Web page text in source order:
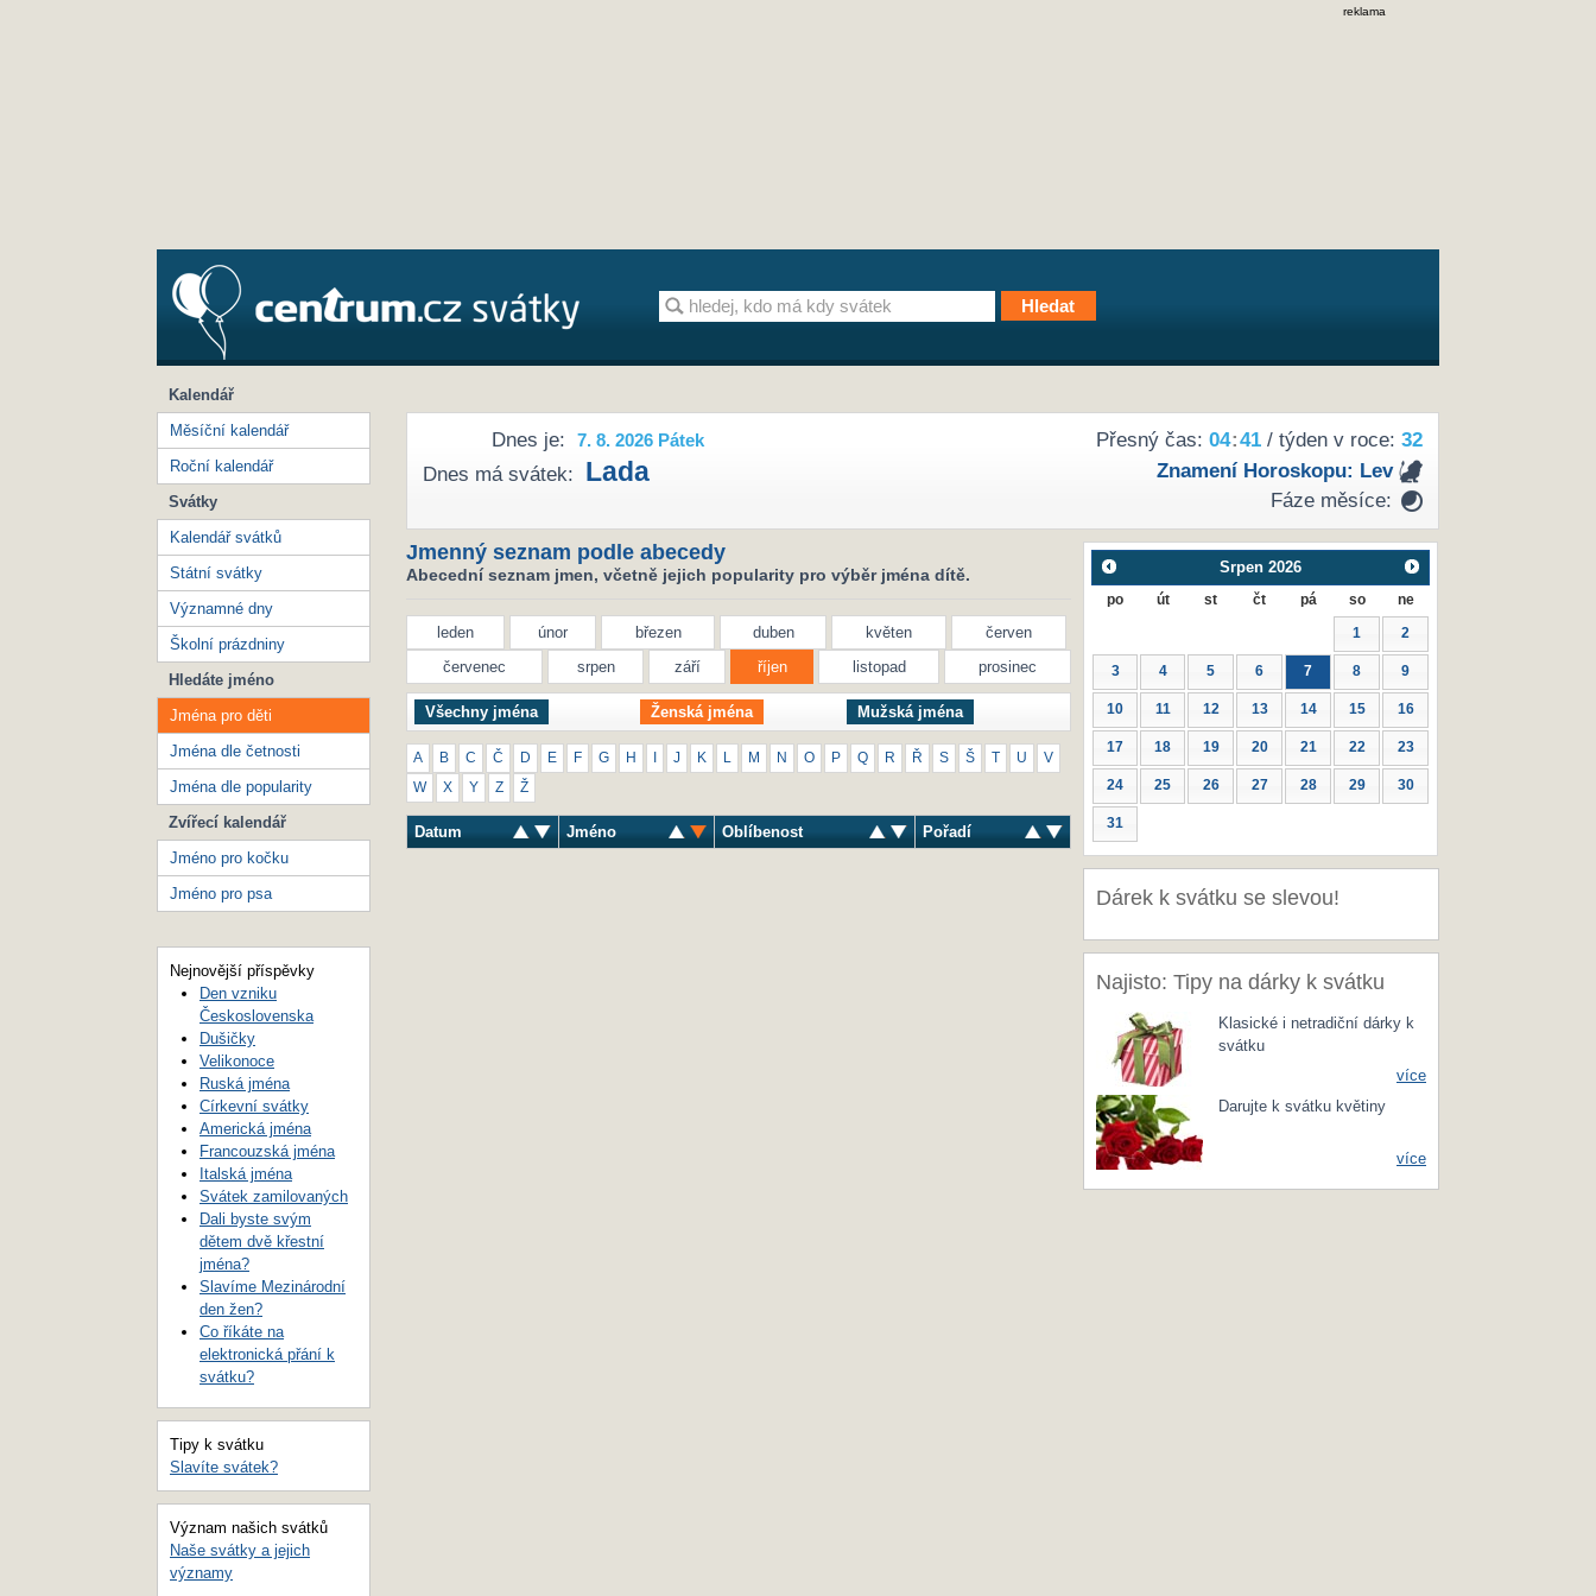
reklama
Přesný čas: 04:41/ týden v roce: 32
Znamení Horoskopu: Lev
Fáze měsíce:
Dnes je: 7. 8. 2026 Pátek
Dnes má svátek: Lada
Jmenný seznam podle abecedy
Abecední seznam jmen, včetně jejich popularity pro výběr jména dítě.
leden únor březen duben květen
červen
červenec
srpen září říjen listopad prosinec
Všechny jména Ženská jména Mužská jména
A B C Č D E F G H J K M N O P Q R Ř S Š U V
W X Y Z Ž
Datum Jméno Oblíbenost Pořadí
Srpen 2026
po út st čt pá so ne
1 2
3 4 5 6 7 8 9
10 11 12 13 14 15 16
17 18 19 20 21 22 23
24 25 26 27 28 29 30
31
Dárek k svátku se slevou!
Najisto: Tipy na dárky k svátku
Klasické i netradiční dárky k
svátku
více
Darujte k svátku květiny
více
Kalendář
Měsíční kalendář
Roční kalendář
Svátky
Kalendář svátků
Státní svátky
Významné dny
Školní prázdniny
Hledáte jméno
Jména pro děti
Jména dle četnosti
Jména dle popularity
Zvířecí kalendář
Jméno pro kočku
Jméno pro psa
Nejnovější příspěvky
Den vzniku
Československa
Dušičky
Velikonoce
Ruská jména
Církevní svátky
Americká jména
Francouzská jména
Italská jména
Svátek zamilovaných
Dali byste svým
dětem dvě křestní
jména?
Slavíme Mezinárodní
den žen?
Co říkáte na
elektronická přání k
svátku?
Tipy k svátku
Slavíte svátek?
Význam našich svátků
Naše svátky a jejich
významy